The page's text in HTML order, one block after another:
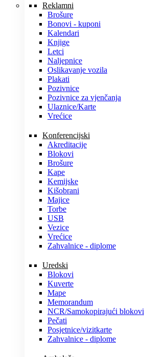
Reklamni
Brošure
Bonovi - kuponi
Kalendari
Knjige
Letci
Naljepnice
Oslikavanje vozila
Plakati
Pozivnice
Pozivnice za vjenčanja
Ulaznice/Karte
Vrećice
Konferencijski
Akreditacije
Blokovi
Brošure
Kape
Kemijske
Kišobrani
Majice
Torbe
USB
Vezice
Vrećice
Zahvalnice - diplome
Uredski
Blokovi
Kuverte
Mape
Memorandum
NCR/Samokopirajući blokovi
Pečati
Posjetnice/vizitkarte
Zahvalnice - diplome